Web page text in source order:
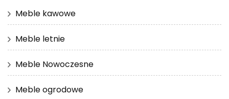
Meble kawowe
Meble letnie
Meble Nowoczesne
Meble ogrodowe